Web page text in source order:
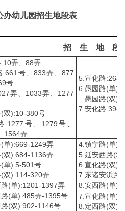
办幼儿园招生地段表
招 生 地 段
弄、88弄
:661号、833弄、877
号
、1033弄、1277
双):10-380号
:1277号、1279号、
1564弄
5.宣化路:268
6.愚园路(单
愚园路(双
7.安化路:394
单):669-1249弄
(双):684-1136弄
单):5-501号
双):114-320弄
(单):1201-1397弄
4.镇宁路(单
5.延安西路(
6.宣化路(双
7.东诸安浜路
8.安西路(单)
(单):485弄-1395号
(双):902-1146号
7.宣化路(单
8.定西路(双